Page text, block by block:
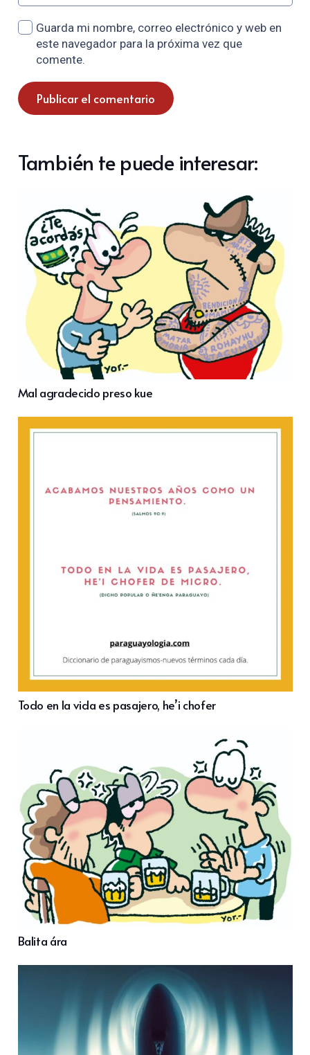
Guarda mi nombre, correo electrónico y web en
este navegador para la próxima vez que
comente.
Publicar el comentario
También te puede interesar:
Mal agradecido preso kue
Todo en la vida es pasajero, he’i chofer
Balita ára